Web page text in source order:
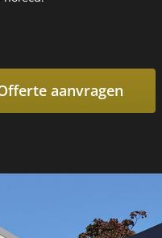
aanvragen